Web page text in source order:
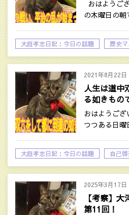
おはようご
の木曜日の
大庭孝志日記：今日の話題 歴史
2021年8月22日
人生は道中
る如きもの
おはようご
つつある日
大庭孝志日記：今日の話題 自己
2025年3月17日
【考察】大
第11回！